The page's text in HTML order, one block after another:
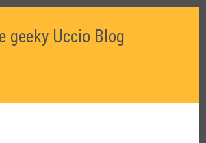
geeky Uccio Blog